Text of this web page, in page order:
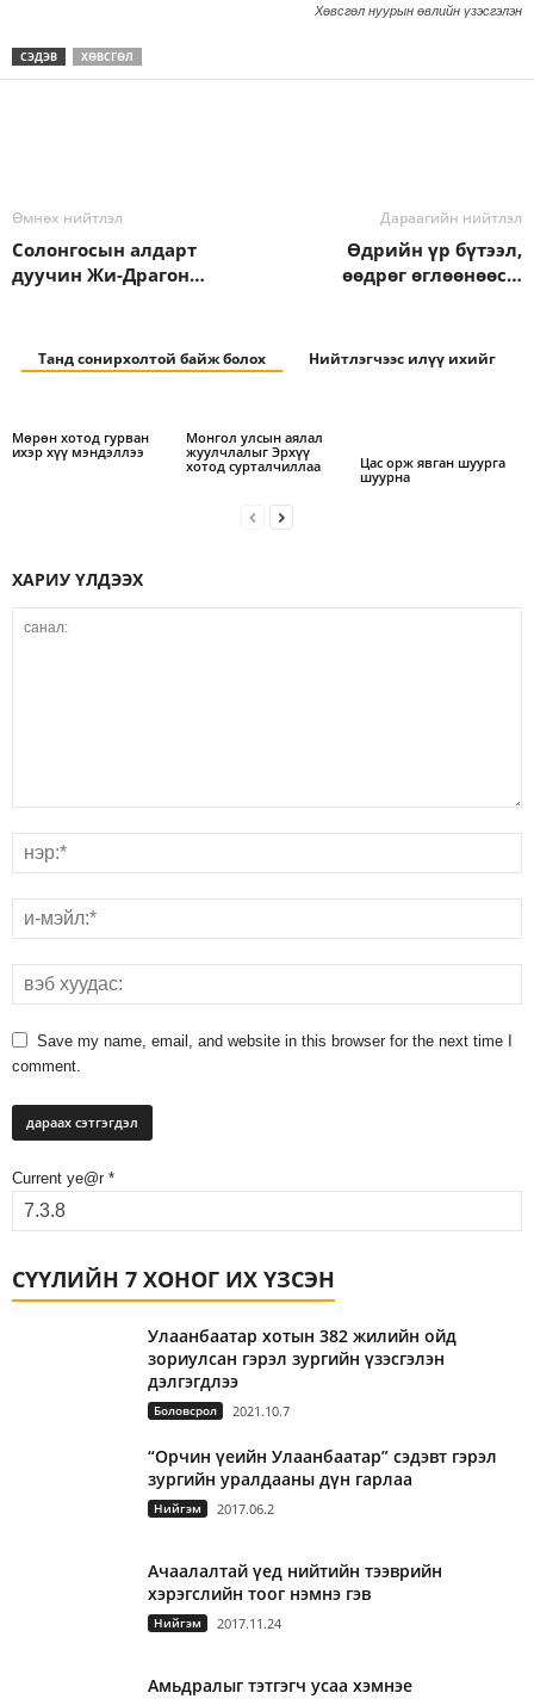
Хөвсгөл нуурын өвлийн үзэсгэлэн
СЭДЭВ ХӨВСГӨЛ
Өмнөх нийтлэл
Солонгосын алдарт
дуучин Жи-Драгон…
Дараагийн нийтлэл
Өдрийн үр бүтээл,
өөдрөг өглөөнөөс…
Танд сонирхолтой байж болох Нийтлэгчээс илүү ихийг
Мөрөн хотод гурван
ихэр хүү мэндэллээ
Монгол улсын аялал
жуулчлалыг Эрхүү
хотод сурталчиллаа
Цас орж явган шуурга
шуурна
ХАРИУ ҮЛДЭЭХ
Save my name, email, and website in this browser for the next time I
comment.
Current ye@r *
СҮҮЛИЙН 7 ХОНОГ ИХ ҮЗСЭН
Улаанбаатар хотын 382 жилийн ойд
зориулсан гэрэл зургийн үзэсгэлэн
дэлгэгдлээ
Боловсрол 2021.10.7
“Орчин үеийн Улаанбаатар” сэдэвт гэрэл
зургийн уралдааны дүн гарлаа
Нийгэм 2017.06.2
Ачаалалтай үед нийтийн тээврийн
хэрэгслийн тоог нэмнэ гэв
Нийгэм 2017.11.24
Амьдралыг тэтгэгч усаа хэмнэе